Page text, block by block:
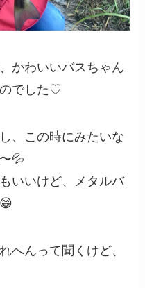
かわいいバスちゃん
でした♡
、この時にみたいな
💦
いいけど、メタルバ
へんって聞くけど、